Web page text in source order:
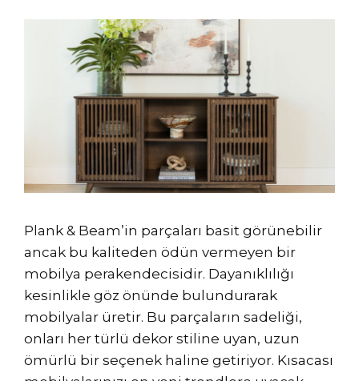
Plank & Beam’in parçaları basit görünebilir
ancak bu kaliteden ödün vermeyen bir
mobilya perakendecisidir. Dayanıklılığı
kesinlikle göz önünde bulundurarak
mobilyalar üretir. Bu parçaların sadeliği,
onları her türlü dekor stiline uyan, uzun
ömürlü bir seçenek haline getiriyor. Kısacası